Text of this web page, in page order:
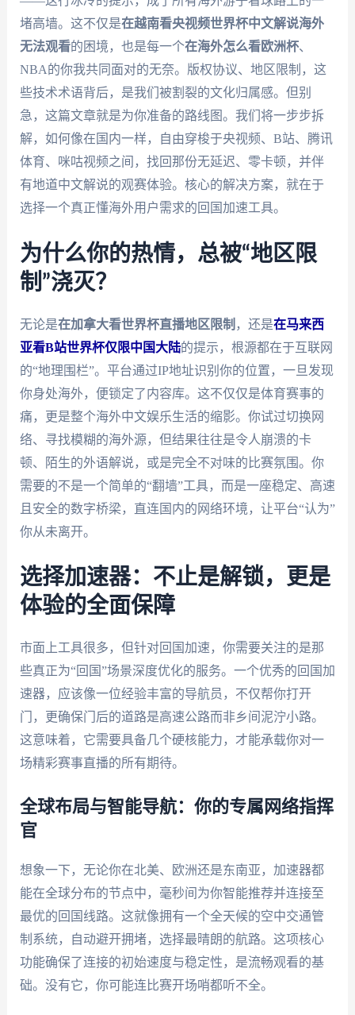
堵高墙。这不仅是在越南看央视频世界杯中文解说海外
无法观看的困境，也是每一个在海外怎么看欧洲杯、
NBA的你我共同面对的无奈。版权协议、地区限制，这
些技术术语背后，是我们被割裂的文化归属感。但别
急，这篇文章就是为你准备的路线图。我们将一步步拆
解，如何像在国内一样，自由穿梭于央视频、B站、腾讯
体育、咪咕视频之间，找回那份无延迟、零卡顿，并伴
有地道中文解说的观赛体验。核心的解决方案，就在于
选择一个真正懂海外用户需求的回国加速工具。
为什么你的热情，总被“地区限
制”浇灭？
无论是在加拿大看世界杯直播地区限制 ，还是在马来西
亚看B站世界杯仅限中国大陆的提示，根源都在于互联网
的“地理围栏”。平台通过IP地址识别你的位置，一旦发现
你身处海外，便锁定了内容库。这不仅仅是体育赛事的
痛，更是整个海外中文娱乐生活的缩影。你试过切换网
络、寻找模糊的海外源，但结果往往是令人崩溃的卡
顿、陌生的外语解说，或是完全不对味的比赛氛围。你
需要的不是一个简单的“翻墙”工具，而是一座稳定、高速
且安全的数字桥梁，直连国内的网络环境，让平台“认为”
你从未离开。
选择加速器：不止是解锁，更是
体验的全面保障
市面上工具很多，但针对回国加速，你需要关注的是那
些真正为“回国”场景深度优化的服务。一个优秀的回国加
速器，应该像一位经验丰富的导航员，不仅帮你打开
门，更确保门后的道路是高速公路而非乡间泥泞小路。
这意味着，它需要具备几个硬核能力，才能承载你对一
场精彩赛事直播的所有期待。
全球布局与智能导航：你的专属网络指挥
官
想象一下，无论你在北美、欧洲还是东南亚，加速器都
能在全球分布的节点中，毫秒间为你智能推荐并连接至
最优的回国线路。这就像拥有一个全天候的空中交通管
制系统，自动避开拥堵，选择最晴朗的航路。这项核心
功能确保了连接的初始速度与稳定性，是流畅观看的基
础。没有它，你可能连比赛开场哨都听不全。